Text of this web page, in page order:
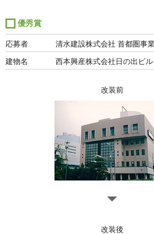
優秀賞
応募者 清水建設株式会社 首都圏事
建物名 西本興産株式会社日の出ビル
改装前
改装後